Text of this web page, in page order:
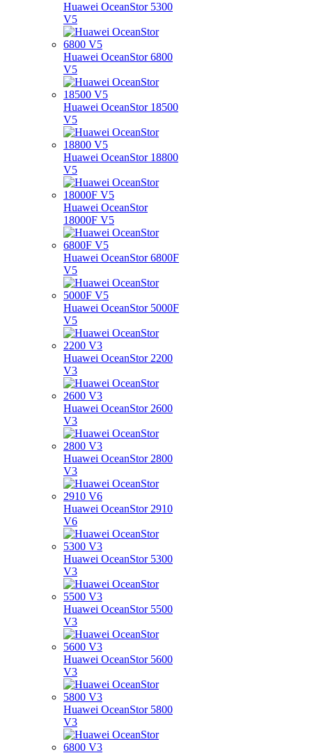
Huawei OceanStor 5300
V5
Huawei OceanStor 6800
V5
Huawei OceanStor 18500
V5
Huawei OceanStor 18800
V5
Huawei OceanStor
18000F V5
Huawei OceanStor 6800F
V5
Huawei OceanStor 5000F
V5
Huawei OceanStor 2200
V3
Huawei OceanStor 2600
V3
Huawei OceanStor 2800
V3
Huawei OceanStor 2910
V6
Huawei OceanStor 5300
V3
Huawei OceanStor 5500
V3
Huawei OceanStor 5600
V3
Huawei OceanStor 5800
V3